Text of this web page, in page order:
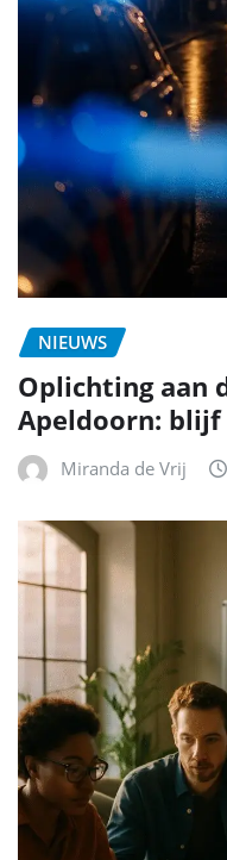
NIEUWS
Oplichting aan
Apeldoorn:
Miranda de Vrij